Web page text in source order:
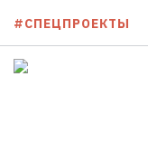
#СПЕЦПРОЕКТЫ